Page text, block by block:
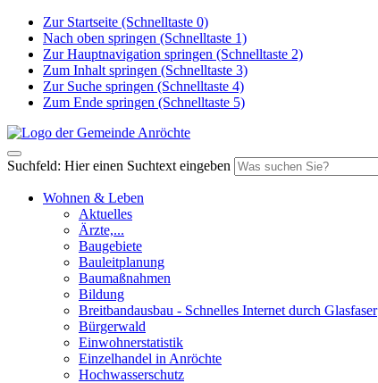
Zur Startseite (Schnelltaste 0)
Nach oben springen (Schnelltaste 1)
Zur Hauptnavigation springen (Schnelltaste 2)
Zum Inhalt springen (Schnelltaste 3)
Zur Suche springen (Schnelltaste 4)
Zum Ende springen (Schnelltaste 5)
Suchfeld: Hier einen Suchtext eingeben
Wohnen & Leben
Aktuelles
Ärzte,...
Baugebiete
Bauleitplanung
Baumaßnahmen
Bildung
Breitbandausbau - Schnelles Internet durch Glasfaser
Bürgerwald
Einwohnerstatistik
Einzelhandel in Anröchte
Hochwasserschutz